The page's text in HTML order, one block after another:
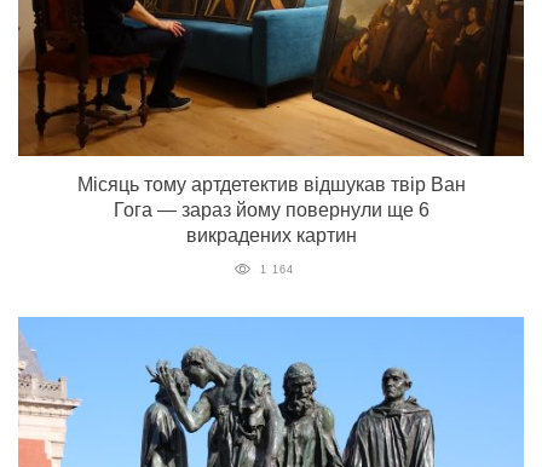
Місяць тому артдетектив відшукав твір Ван
Гога — зараз йому повернули ще 6
викрадених картин
1 164